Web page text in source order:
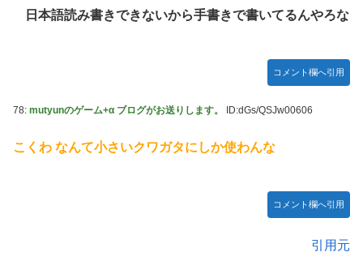
日本語読み書きできないから手書きで書いてるんやろな
コメント欄へ引用
78: mutyunのゲーム+α ブログがお送りします。 ID:dGs/QSJw00606
こくわ なんて小さいクワガタにしか使わんな
コメント欄へ引用
引用元